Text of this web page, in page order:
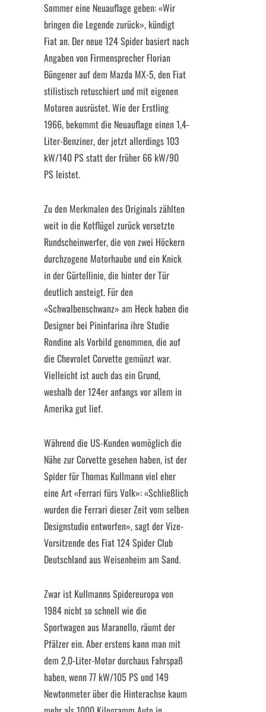
Sommer eine Neuauflage geben: «Wir
bringen die Legende zurück», kündigt
Fiat an. Der neue 124 Spider basiert nach
Angaben von Firmensprecher Florian
Büngener auf dem Mazda MX-5, den Fiat
stilistisch retuschiert und mit eigenen
Motoren ausrüstet. Wie der Erstling
1966, bekommt die Neuauflage einen 1,4-
Liter-Benziner, der jetzt allerdings 103
kW/140 PS statt der früher 66 kW/90
PS leistet.
Zu den Merkmalen des Originals zählten
weit in die Kotflügel zurück versetzte
Rundscheinwerfer, die von zwei Höckern
durchzogene Motorhaube und ein Knick
in der Gürtellinie, die hinter der Tür
deutlich ansteigt. Für den
«Schwalbenschwanz» am Heck haben die
Designer bei Pininfarina ihre Studie
Rondine als Vorbild genommen, die auf
die Chevrolet Corvette gemünzt war.
Vielleicht ist auch das ein Grund,
weshalb der 124er anfangs vor allem in
Amerika gut lief.
Während die US-Kunden womöglich die
Nähe zur Corvette gesehen haben, ist der
Spider für Thomas Kullmann viel eher
eine Art «Ferrari fürs Volk»: «Schließlich
wurden die Ferrari dieser Zeit vom selben
Designstudio entworfen», sagt der Vize-
Vorsitzende des Fiat 124 Spider Club
Deutschland aus Weisenheim am Sand.
Zwar ist Kullmanns Spidereuropa von
1984 nicht so schnell wie die
Sportwagen aus Maranello, räumt der
Pfälzer ein. Aber erstens kann man mit
dem 2,0-Liter-Motor durchaus Fahrspaß
haben, wenn 77 kW/105 PS und 149
Newtonmeter über die Hinterachse kaum